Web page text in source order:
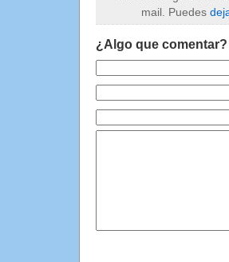
mail. Puedes
¿Algo que comentar?